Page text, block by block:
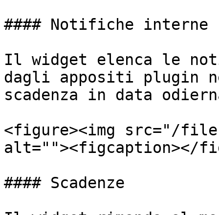
#### Notifiche interne
Il widget elenca le
dagli appositi plugin
scadenza in data
<figure><img src="/
alt=""><figcaption></
#### Scadenze